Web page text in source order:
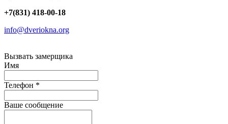
+7(831) 418-00-18
info@dveriokna.org
Вызвать замерщика
Имя
Телефон *
Ваше сообщение